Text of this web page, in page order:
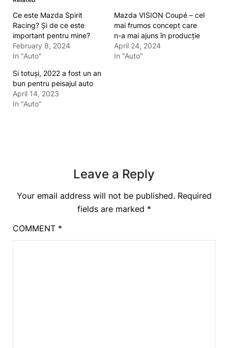
Ce este Mazda Spirit
Racing? Și de ce este
important pentru mine?
February 8, 2024
In "Auto"
Mazda VISION Coupé – cel
mai frumos concept care
n-a mai ajuns în producție
April 24, 2024
In "Auto"
Si totuși, 2022 a fost un an
bun pentru peisajul auto
April 14, 2023
In "Auto"
Leave a Reply
Your email address will not be published. Required
fields are marked *
COMMENT *